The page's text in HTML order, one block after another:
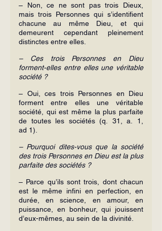
– Non, ce ne sont pas trois Dieux,
mais trois Personnes qui s’identifient
chacune au même Dieu, et qui
demeurent cependant pleinement
distinctes entre elles.
– Ces trois Personnes en Dieu
forment-elles entre elles une véritable
société ?
– Oui, ces trois Personnes en Dieu
forment entre elles une véritable
société, qui est même la plus parfaite
de toutes les sociétés (q. 31, a. 1,
ad 1).
– Pourquoi dites-vous que la société
des trois Personnes en Dieu est la plus
parfaite des sociétés ?
– Parce qu’ils sont trois, dont chacun
est le même infini en perfection, en
durée, en science, en amour, en
puissance, en bonheur, qui jouissent
d’eux-mêmes, au sein de la divinité.